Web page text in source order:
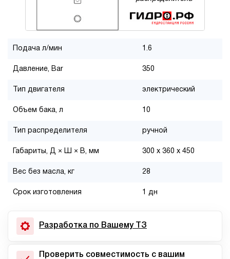
Подача л/мин 1.6
Давление, Bar 350
Тип двигателя электрический
Объем бака, л 10
Тип распределителя ручной
Габариты, Д × Ш × В, мм 300 x 360 x 450
Вес без масла, кг 28
Срок изготовления 1 дн
Разработка по Вашему ТЗ
Проверить совместимость с вашим